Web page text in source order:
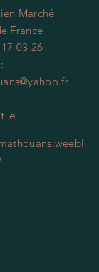
Marché
France
03 26